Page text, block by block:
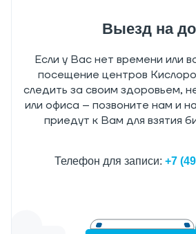
Выезд на
Если у Вас нет времени или
посещение центров
следить за своим здоровьем,
или офиса – позвоните нам и
приедут к Вам для взятия
Телефон для записи: +7